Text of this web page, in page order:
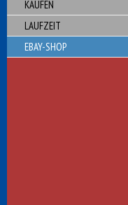
KAUFEN
LAUFZEIT
EBAY-SHOP